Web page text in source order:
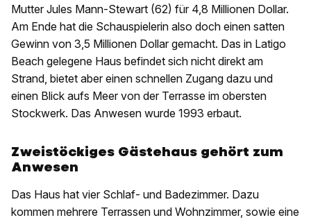
Mutter Jules Mann-Stewart (62) für 4,8 Millionen Dollar.
Am Ende hat die Schauspielerin also doch einen satten
Gewinn von 3,5 Millionen Dollar gemacht. Das in Latigo
Beach gelegene Haus befindet sich nicht direkt am
Strand, bietet aber einen schnellen Zugang dazu und
einen Blick aufs Meer von der Terrasse im obersten
Stockwerk. Das Anwesen wurde 1993 erbaut.
Zweistöckiges Gästehaus gehört zum
Anwesen
Das Haus hat vier Schlaf- und Badezimmer. Dazu
kommen mehrere Terrassen und Wohnzimmer, sowie eine